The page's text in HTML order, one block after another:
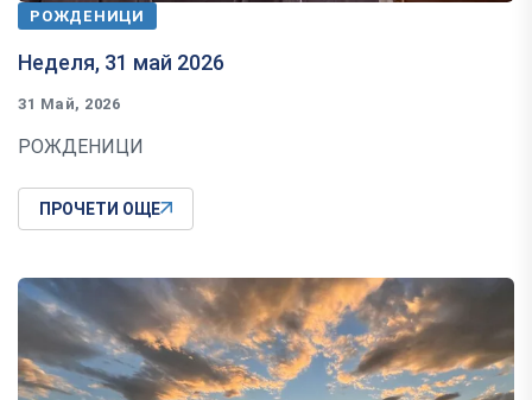
РОЖДЕНИЦИ
Неделя, 31 май 2026
31 Май, 2026
РОЖДЕНИЦИ
ПРОЧЕТИ ОЩЕ